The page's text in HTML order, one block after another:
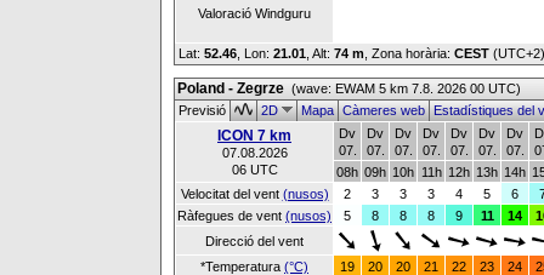
Valoració Windguru
Lat: 52.46 , Lon: 21.01 Alt: 74 m , Zona horària: CEST
Poland - Zegrze (wave: EWAM 5 km 7.8. 2026 00 UTC)
Previsió
2D MapaCàmeres webEstadístiques del
ICON 7 km
07.08.2026
06 UTC
Dv
07.
Dv
07.
Dv
07.
Dv
07.
Dv
07.
Dv
07.
Dv
07.
08h 09h 10h 11h 12h 13h 14h
Velocitat del vent (nusos) 2 3 3 3 4 5 6
Ràfegues de vent (nusos) 5 8 8 8 9 11 14
Direcció del vent
*Temperatura (°C) 19 20 20 21 22 23 24